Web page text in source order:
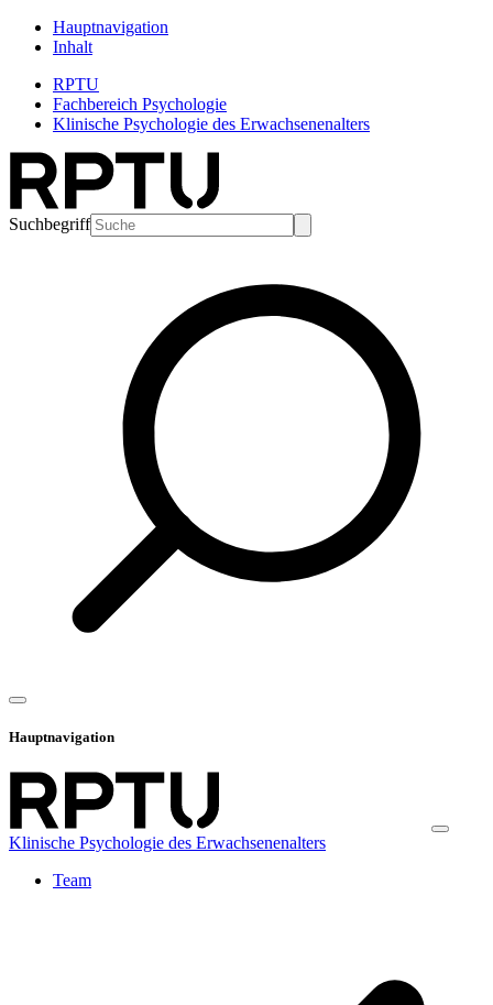
Hauptnavigation
Inhalt
RPTU
Fachbereich Psychologie
Klinische Psychologie des Erwachsenenalters
Suchbegriff
Hauptnavigation
Klinische Psychologie des Erwachsenenalters
Team